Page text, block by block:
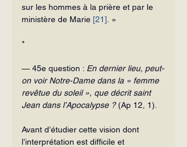
sur les hommes à la prière et par le
ministère de Marie [21] . »
*
— 45e question : En dernier lieu, peut-
on voir Notre-Dame dans la « femme
revêtue du soleil », que décrit saint
Jean dans l’Apocalypse ? (Ap 12, 1).
Avant d’étudier cette vision dont
l’interprétation est difficile et